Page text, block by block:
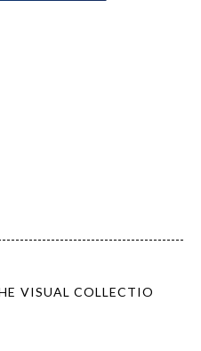
VISUAL COLLECTIO